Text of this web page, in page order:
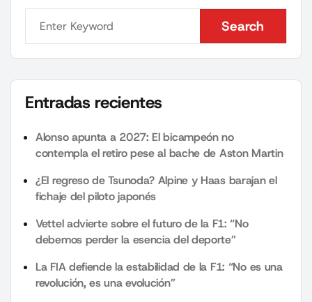
Search
Search
Entradas recientes
Alonso apunta a 2027: El bicampeón no
contempla el retiro pese al bache de Aston Martin
¿El regreso de Tsunoda? Alpine y Haas barajan el
fichaje del piloto japonés
Vettel advierte sobre el futuro de la F1: “No
debemos perder la esencia del deporte”
La FIA defiende la estabilidad de la F1: “No es una
revolución, es una evolución”